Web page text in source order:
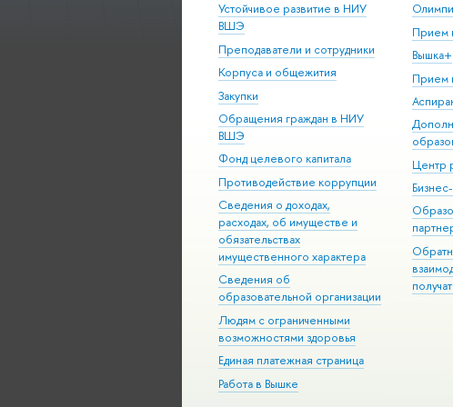
Устойчивое развитие в НИУ
ВШЭ
Преподаватели и сотрудники
Корпуса и общежития
Закупки
Обращения граждан в НИУ
ВШЭ
Фонд целевого капитала
Противодействие коррупции
Сведения о доходах,
расходах, об имуществе и
обязательствах
имущественного характера
Сведения об
образовательной организации
Людям с ограниченными
возможностями здоровья
Единая платежная страница
Работа в Вышке
Прием
Вышка+
Прием
Центр